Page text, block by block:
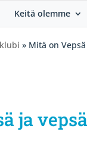
Keitä olemme
» Mitä on
ja